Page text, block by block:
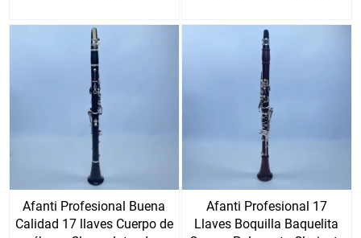
Afanti Profesional Buena
Calidad 17 llaves Cuerpo de
Afanti Profesional 17
Llaves Boquilla Baquelita